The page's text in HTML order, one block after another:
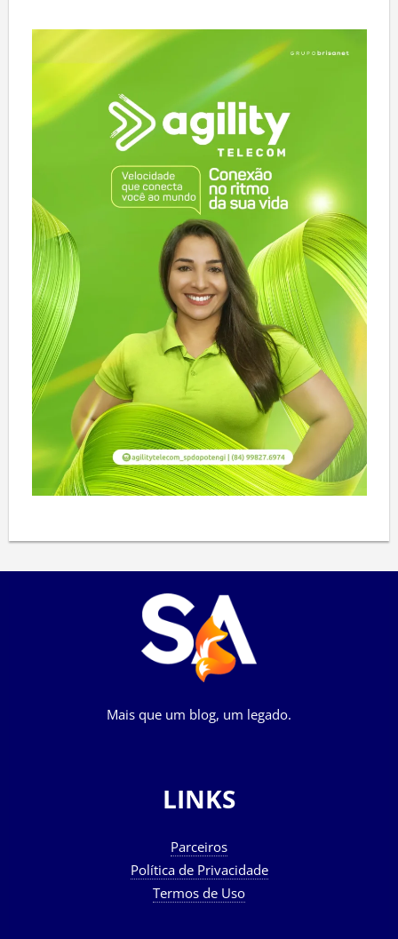
Mais que um blog, um legado.
LINKS
Parceiros
Política de Privacidade
Termos de Uso